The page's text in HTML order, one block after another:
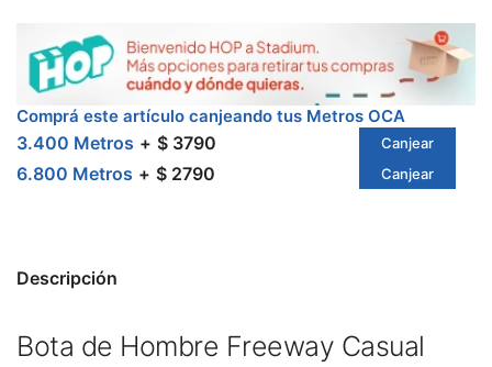
Comprá este artículo canjeando tus Metros OCA
3.400 Metros $ 3790 Canjear
6.800 Metros $ 2790 Canjear
Descripción
Bota de Hombre Freeway Casual